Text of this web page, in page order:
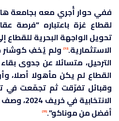
ففي حوار أُجري معه بجامعة
لقطاع غزة باعتباره “فرصة
تحويل الواجهة البحرية للقطاع
الاستثمارية.[32]
ولم يُخفِ كوشنر
الترحيل، متسائلا عن جدوى
القطاع لم يكن مأهولا أصلا،
وقبائل تفرّقت ثم تجمّعت في
أفضل من موناكو”.[33]